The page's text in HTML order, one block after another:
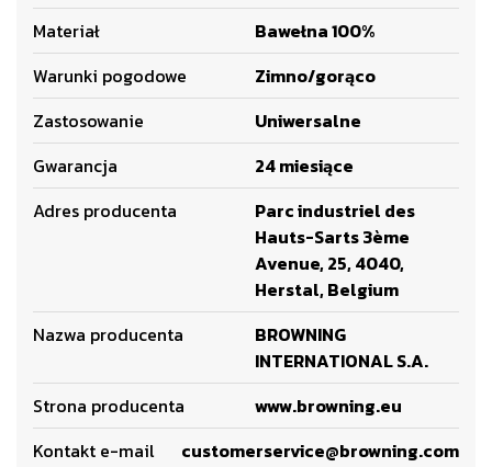
Materiał
Bawełna 100%
Warunki pogodowe
Zimno/gorąco
Zastosowanie
Uniwersalne
Gwarancja
24 miesiące
Adres producenta
Parc industriel des
Hauts-Sarts 3ème
Avenue, 25, 4040,
Herstal, Belgium
Nazwa producenta
BROWNING
INTERNATIONAL S.A.
Strona producenta
www.browning.eu
Kontakt e-mail
customerservice@browning.com